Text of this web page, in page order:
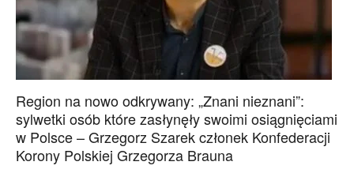
Region na nowo odkrywany: „Znani nieznani”:
sylwetki osób które zasłynęły swoimi osiągnięciami
w Polsce – Grzegorz Szarek członek Konfederacji
Korony Polskiej Grzegorza Brauna